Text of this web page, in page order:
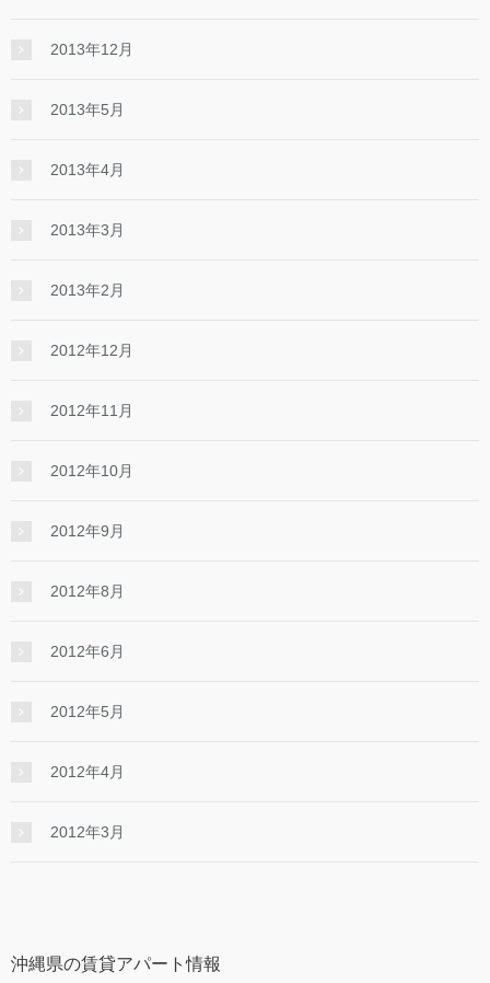
2013年12月
2013年5月
2013年4月
2013年3月
2013年2月
2012年12月
2012年11月
2012年10月
2012年9月
2012年8月
2012年6月
2012年5月
2012年4月
2012年3月
沖縄県の賃貸アパート情報